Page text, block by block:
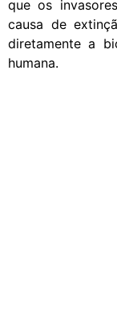
que os
causa de
diretamente a
humana.